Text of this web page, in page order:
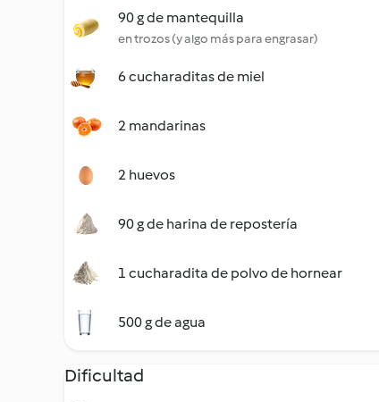
90 g de mantequilla
en trozos (y algo más para engrasar)
6 cucharaditas de miel
2 mandarinas
2 huevos
90 g de harina de repostería
1 cucharadita de polvo de hornear
500 g de agua
Dificultad